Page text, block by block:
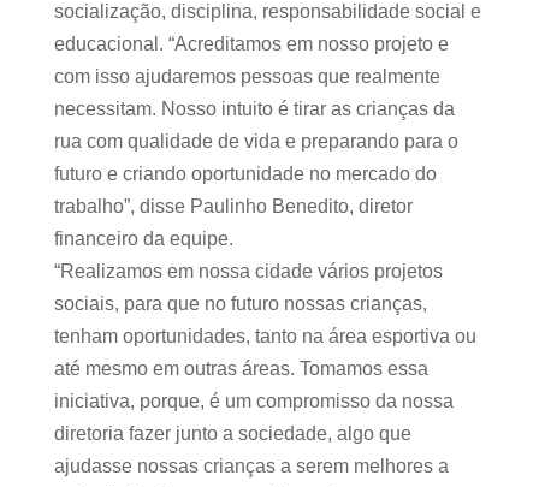
socialização, disciplina, responsabilidade social e
educacional. “Acreditamos em nosso projeto e
com isso ajudaremos pessoas que realmente
necessitam. Nosso intuito é tirar as crianças da
rua com qualidade de vida e preparando para o
futuro e criando oportunidade no mercado do
trabalho”, disse Paulinho Benedito, diretor
financeiro da equipe.
“Realizamos em nossa cidade vários projetos
sociais, para que no futuro nossas crianças,
tenham oportunidades, tanto na área esportiva ou
até mesmo em outras áreas. Tomamos essa
iniciativa, porque, é um compromisso da nossa
diretoria fazer junto a sociedade, algo que
ajudasse nossas crianças a serem melhores a